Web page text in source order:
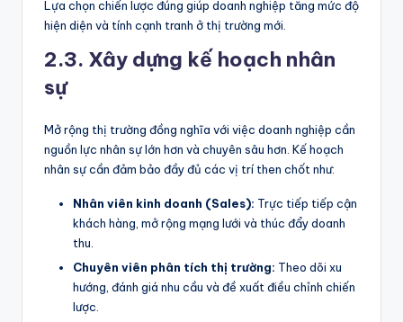
Lựa chọn chiến lược đúng giúp doanh nghiệp tăng mức độ
hiện diện và tính cạnh tranh ở thị trường mới.
2.3. Xây dựng kế hoạch nhân
sự
Mở rộng thị trường đồng nghĩa với việc doanh nghiệp cần
nguồn lực nhân sự lớn hơn và chuyên sâu hơn. Kế hoạch
nhân sự cần đảm bảo đầy đủ các vị trí then chốt như:
Nhân viên kinh doanh (Sales): Trực tiếp tiếp cận
khách hàng, mở rộng mạng lưới và thúc đẩy doanh
thu.
Chuyên viên phân tích thị trường: Theo dõi xu
hướng, đánh giá nhu cầu và đề xuất điều chỉnh chiến
lược.